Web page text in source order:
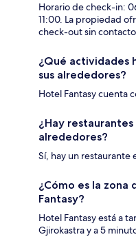
Horario de check-in:
11:00. La propiedad
check-out sin
¿Qué actividades
sus alrededores?
Hotel Fantasy cuenta
¿Hay
alrededores?
Sí, hay un restaurante
¿Cómo es la zona
Fantasy?
Hotel Fantasy está a
Gjirokastra y a 5